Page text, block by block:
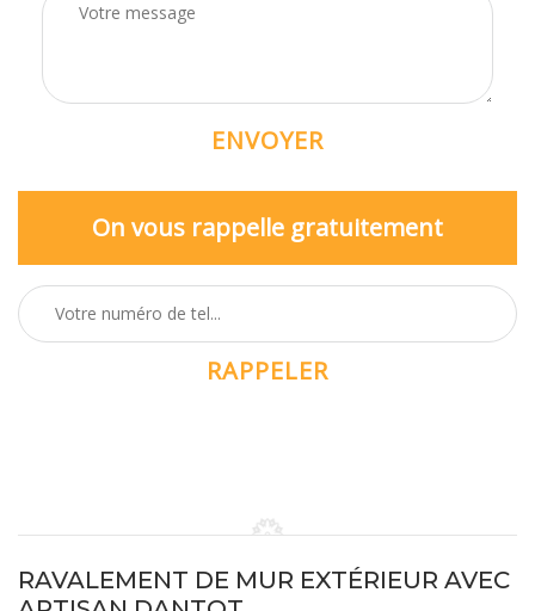
On vous rappelle gratuitement
RAVALEMENT DE MUR EXTÉRIEUR AVEC